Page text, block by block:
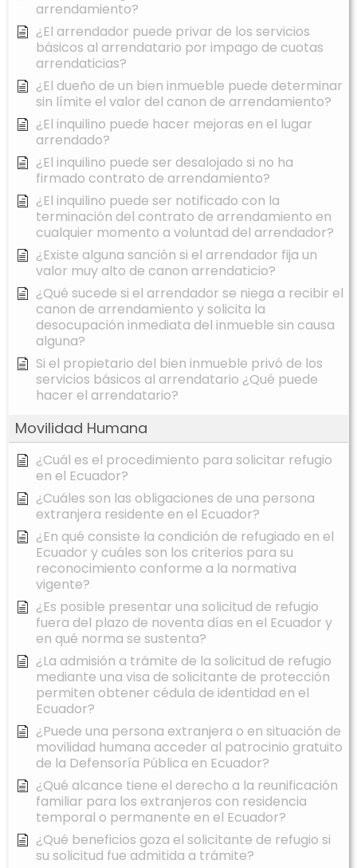
arrendamiento?
¿El arrendador puede privar de los servicios
básicos al arrendatario por impago de cuotas
arrendaticias?
¿El dueño de un bien inmueble puede determinar
sin límite el valor del canon de arrendamiento?
¿El inquilino puede hacer mejoras en el lugar
arrendado?
¿El inquilino puede ser desalojado si no ha
firmado contrato de arrendamiento?
¿El inquilino puede ser notificado con la
terminación del contrato de arrendamiento en
cualquier momento a voluntad del arrendador?
¿Existe alguna sanción si el arrendador fija un
valor muy alto de canon arrendaticio?
¿Qué sucede si el arrendador se niega a recibir el
canon de arrendamiento y solicita la
desocupación inmediata del inmueble sin causa
alguna?
Si el propietario del bien inmueble privó de los
servicios básicos al arrendatario ¿Qué puede
hacer el arrendatario?
Movilidad Humana
¿Cuál es el procedimiento para solicitar refugio
en el Ecuador?
¿Cuáles son las obligaciones de una persona
extranjera residente en el Ecuador?
¿En qué consiste la condición de refugiado en el
Ecuador y cuáles son los criterios para su
reconocimiento conforme a la normativa
vigente?
¿Es posible presentar una solicitud de refugio
fuera del plazo de noventa días en el Ecuador y
en qué norma se sustenta?
¿La admisión a trámite de la solicitud de refugio
mediante una visa de solicitante de protección
permiten obtener cédula de identidad en el
Ecuador?
¿Puede una persona extranjera o en situación de
movilidad humana acceder al patrocinio gratuito
de la Defensoría Pública en Ecuador?
¿Qué alcance tiene el derecho a la reunificación
familiar para los extranjeros con residencia
temporal o permanente en el Ecuador?
¿Qué beneficios goza el solicitante de refugio si
su solicitud fue admitida a trámite?